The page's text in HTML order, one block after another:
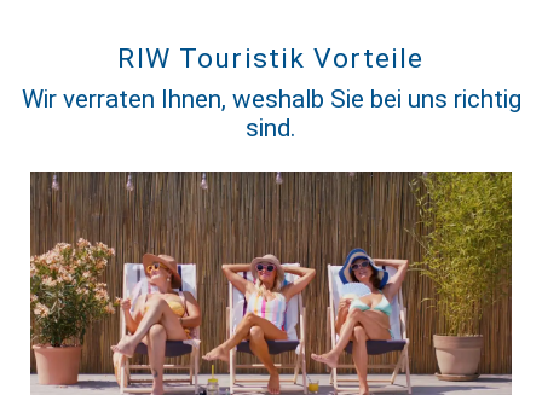
RIW Touristik Vorteile
Wir verraten Ihnen, weshalb Sie bei uns richtig
sind.